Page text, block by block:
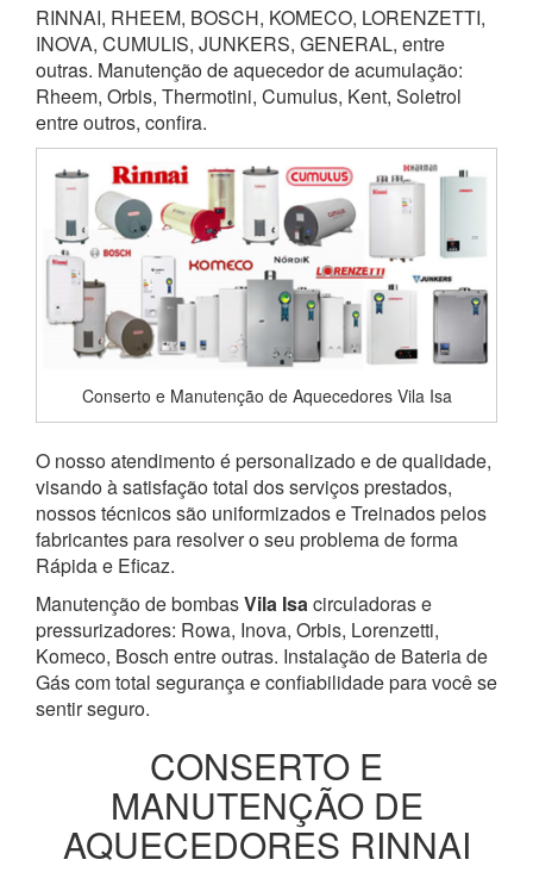
RINNAI, RHEEM, BOSCH, KOMECO, LORENZETTI,
INOVA, CUMULIS, JUNKERS, GENERAL, entre
outras. Manutenção de aquecedor de acumulação:
Rheem, Orbis, Thermotini, Cumulus, Kent, Soletrol
entre outros, confira.
Conserto e Manutenção de Aquecedores Vila Isa
O nosso atendimento é personalizado e de qualidade,
visando à satisfação total dos serviços prestados,
nossos técnicos são uniformizados e Treinados pelos
fabricantes para resolver o seu problema de forma
Rápida e Eficaz.
Manutenção de bombasVila Isacirculadoras e
pressurizadores: Rowa, Inova, Orbis, Lorenzetti,
Komeco, Bosch entre outras. Instalação de Bateria de
Gás com total segurança e confiabilidade para você se
sentir seguro.
CONSERTO E
MANUTENÇÃO DE
AQUECEDORES RINNAI